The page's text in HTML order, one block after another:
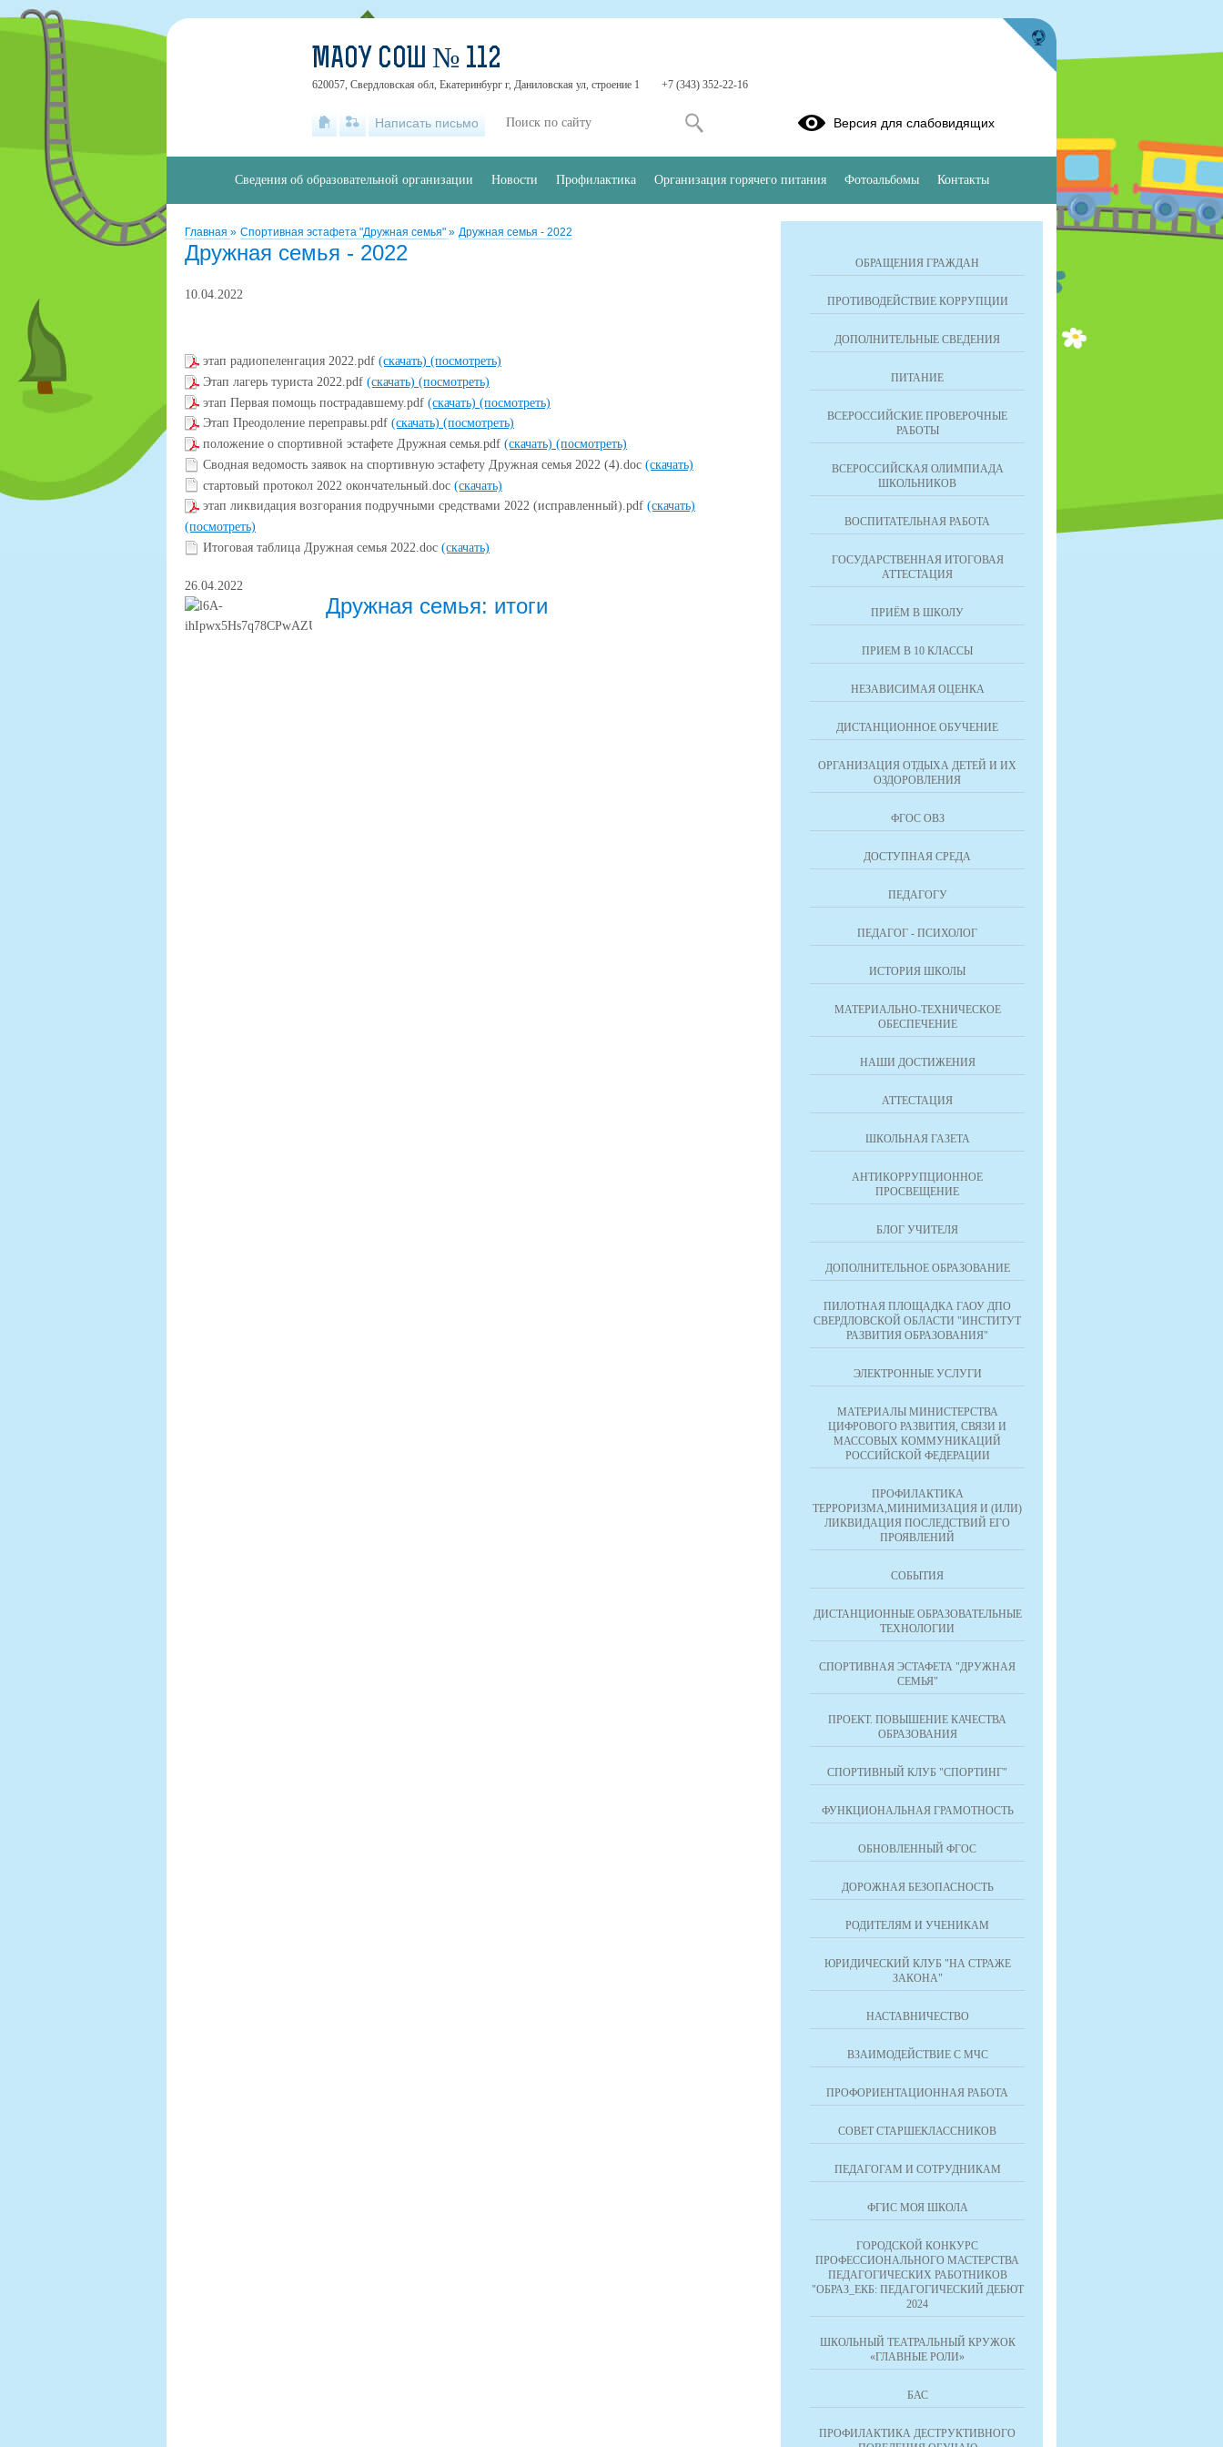
Главная » Спортивная эстафета "Дружная семья" » Дружная семья - 2022
Дружная семья - 2022
10.04.2022
этап радиопеленгация 2022.pdf (скачать) (посмотреть)
Этап лагерь туриста 2022.pdf (скачать) (посмотреть)
этап Первая помощь пострадавшему.pdf (скачать) (посмотреть)
Этап Преодоление переправы.pdf (скачать) (посмотреть)
положение о спортивной эстафете Дружная семья.pdf (скачать) (посмотреть)
Сводная ведомость заявок на спортивную эстафету Дружная семья 2022 (4).doc (скачать)
стартовый протокол 2022 окончательный.doc (скачать)
этап ликвидация возгорания подручными средствами 2022 (исправленный).pdf (скачать)
(посмотреть)
Итоговая таблица Дружная семья 2022.doc (скачать)
26.04.2022
Дружная семья: итоги
ОБРАЩЕНИЯ ГРАЖДАН
ПРОТИВОДЕЙСТВИЕ КОРРУПЦИИ
ДОПОЛНИТЕЛЬНЫЕ СВЕДЕНИЯ
ПИТАНИЕ
ВСЕРОССИЙСКИЕ ПРОВЕРОЧНЫЕ
РАБОТЫ
ВСЕРОССИЙСКАЯ ОЛИМПИАДА
ШКОЛЬНИКОВ
ВОСПИТАТЕЛЬНАЯ РАБОТА
ГОСУДАРСТВЕННАЯ ИТОГОВАЯ
АТТЕСТАЦИЯ
ПРИЁМ В ШКОЛУ
ПРИЕМ В 10 КЛАССЫ
НЕЗАВИСИМАЯ ОЦЕНКА
ДИСТАНЦИОННОЕ ОБУЧЕНИЕ
ОРГАНИЗАЦИЯ ОТДЫХА ДЕТЕЙ И ИХ
ОЗДОРОВЛЕНИЯ
ФГОС ОВЗ
ДОСТУПНАЯ СРЕДА
ПЕДАГОГУ
ПЕДАГОГ - ПСИХОЛОГ
ИСТОРИЯ ШКОЛЫ
МАТЕРИАЛЬНО-ТЕХНИЧЕСКОЕ
ОБЕСПЕЧЕНИЕ
НАШИ ДОСТИЖЕНИЯ
АТТЕСТАЦИЯ
ШКОЛЬНАЯ ГАЗЕТА
АНТИКОРРУПЦИОННОЕ
ПРОСВЕЩЕНИЕ
БЛОГ УЧИТЕЛЯ
ДОПОЛНИТЕЛЬНОЕ ОБРАЗОВАНИЕ
ПИЛОТНАЯ ПЛОЩАДКА ГАОУ ДПО
СВЕРДЛОВСКОЙ ОБЛАСТИ "ИНСТИТУТ
РАЗВИТИЯ ОБРАЗОВАНИЯ"
ЭЛЕКТРОННЫЕ УСЛУГИ
МАТЕРИАЛЫ МИНИСТЕРСТВА
ЦИФРОВОГО РАЗВИТИЯ, СВЯЗИ И
МАССОВЫХ КОММУНИКАЦИЙ
РОССИЙСКОЙ ФЕДЕРАЦИИ
ПРОФИЛАКТИКА
ТЕРРОРИЗМА,МИНИМИЗАЦИЯ И (ИЛИ)
ЛИКВИДАЦИЯ ПОСЛЕДСТВИЙ ЕГО
ПРОЯВЛЕНИЙ
СОБЫТИЯ
ДИСТАНЦИОННЫЕ ОБРАЗОВАТЕЛЬНЫЕ
ТЕХНОЛОГИИ
СПОРТИВНАЯ ЭСТАФЕТА "ДРУЖНАЯ
СЕМЬЯ"
ПРОЕКТ. ПОВЫШЕНИЕ КАЧЕСТВА
ОБРАЗОВАНИЯ
СПОРТИВНЫЙ КЛУБ "СПОРТИНГ"
ФУНКЦИОНАЛЬНАЯ ГРАМОТНОСТЬ
ОБНОВЛЕННЫЙ ФГОС
ДОРОЖНАЯ БЕЗОПАСНОСТЬ
РОДИТЕЛЯМ И УЧЕНИКАМ
ЮРИДИЧЕСКИЙ КЛУБ "НА СТРАЖЕ
ЗАКОНА"
НАСТАВНИЧЕСТВО
ВЗАИМОДЕЙСТВИЕ С МЧС
ПРОФОРИЕНТАЦИОННАЯ РАБОТА
СОВЕТ СТАРШЕКЛАССНИКОВ
ПЕДАГОГАМ И СОТРУДНИКАМ
ФГИС МОЯ ШКОЛА
ГОРОДСКОЙ КОНКУРС
ПРОФЕССИОНАЛЬНОГО МАСТЕРСТВА
ПЕДАГОГИЧЕСКИХ РАБОТНИКОВ
"ОБРАЗ_ЕКБ: ПЕДАГОГИЧЕСКИЙ ДЕБЮТ
2024
ШКОЛЬНЫЙ ТЕАТРАЛЬНЫЙ КРУЖОК
«ГЛАВНЫЕ РОЛИ»
БАС
ПРОФИЛАКТИКА ДЕСТРУКТИВНОГО
МАОУ СОШ № 112
620057, Свердловская обл, Екатеринбург г, Даниловская ул, строение 1 +7 (343) 352-22-16
Написать письмо Версия для слабовидящих
Сведения об образовательной организации Новости Профилактика Организация горячего питания Фотоальбомы Контакты